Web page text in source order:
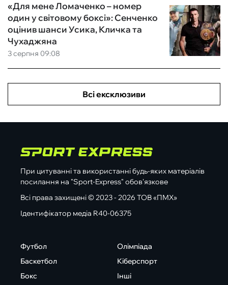
3 серпня 09:08
«Для мене Ломаченко – номер
один у світовому боксі»: Сенченко
оцінив шанси Усика, Кличка та
Чухаджяна
Всі ексклюзиви
При цитуванні та використанні будь-яких матеріалів
посилання на "Sport-Express" обов'язкове
Всі права захищені © 2023 - 2026 ТОВ «ПМХ»
Ідентифікатор медіа R40-06375
Футбол
Баскетбол
Бокс
Олімпіада
Кіберспорт
Інші